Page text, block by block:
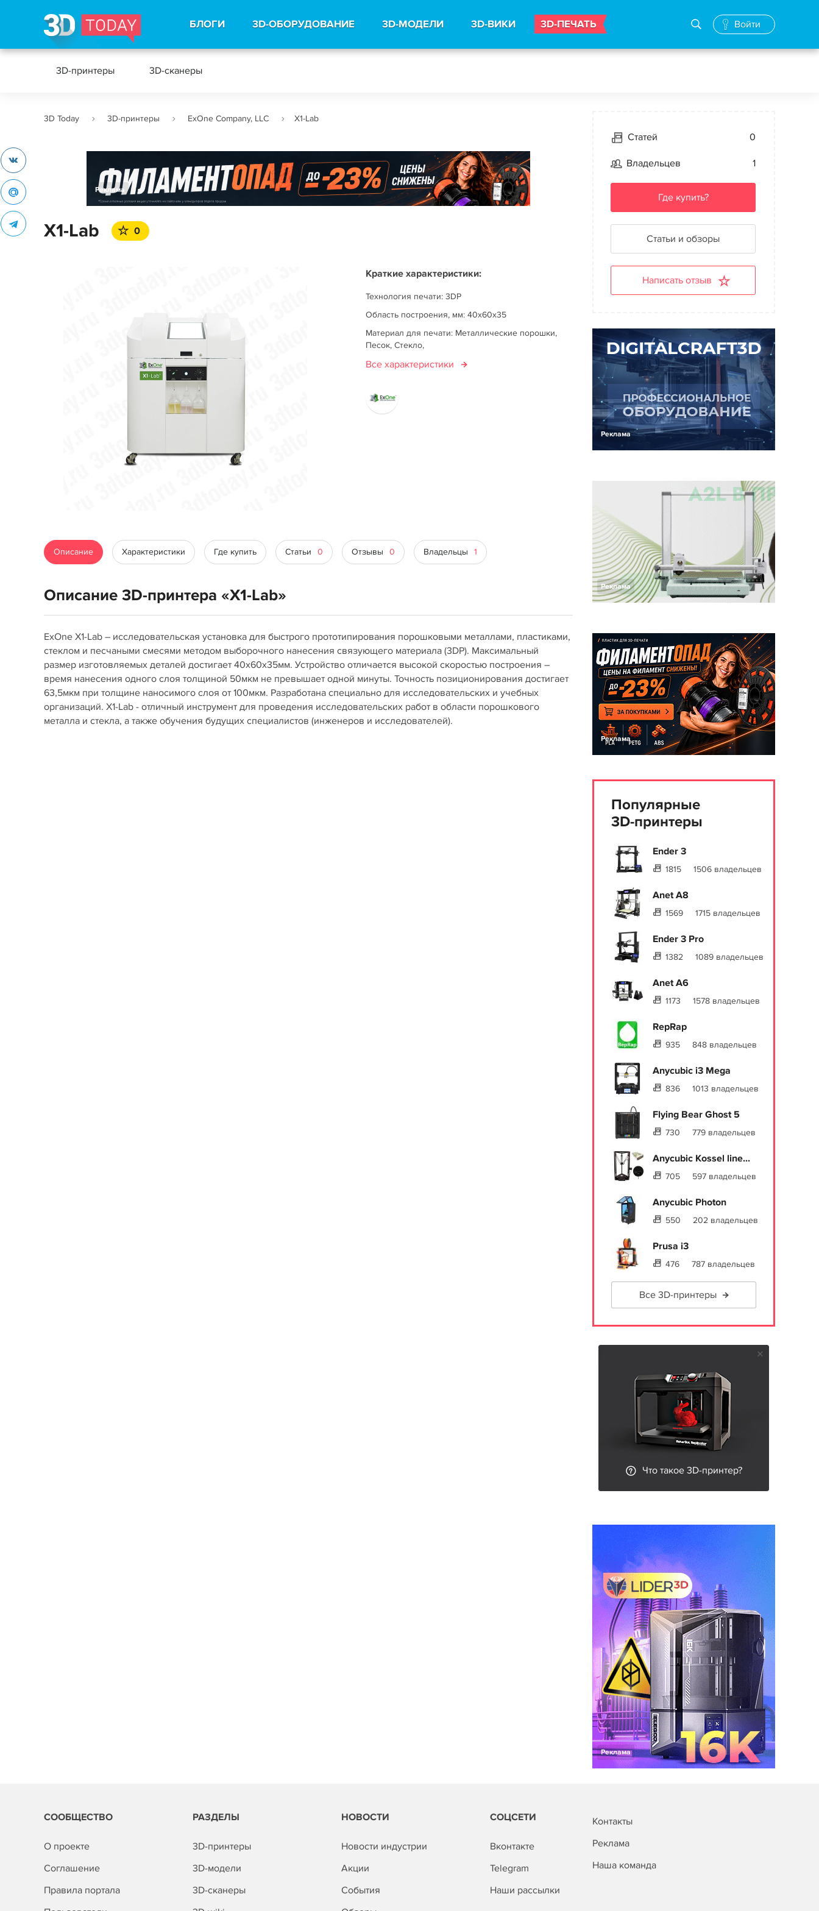
БЛОГИ 3D-ОБОРУДОВАНИЕ 3D-МОДЕЛИ 3D-ВИКИ 3D-ПЕЧАТЬ Войти
3D-принтеры 3D-сканеры
3D Today 3D-принтеры ExOne Company, LLC X1-Lab
Реклама
X1-Lab 0
Краткие характеристики:
Технология печати: 3DP
Область построения, мм: 40x60x35
Материал для печати: Металлические порошки,
Песок, Стекло,
Все характеристики
Описание Характеристики Где купить Статьи 0 Отзывы 0 Владельцы 1
Описание 3D-принтера «X1-Lab»
ExOne X1-Lab – исследовательская установка для быстрого прототипирования порошковыми металлами, пластиками,
стеклом и песчаными смесями методом выборочного нанесения связующего материала (3DP). Максимальный
размер изготовляемых деталей достигает 40х60х35мм. Устройство отличается высокой скоростью построения –
время нанесения одного слоя толщиной 50мкм не превышает одной минуты. Точность позиционирования достигает
63,5мкм при толщине наносимого слоя от 100мкм. Разработана специально для исследовательских и учебных
организаций. X1-Lab - отличный инструмент для проведения исследовательских работ в области порошкового
металла и стекла, а также обучения будущих специалистов (инженеров и исследователей).
Статей 0
Владельцев 1
Где купить?
Статьи и обзоры
Написать отзыв
Реклама
Реклама
Реклама
Популярные
3D-принтеры
Ender 3
1815 1506 владельцев
Anet A8
1569 1715 владельцев
Ender 3 Pro
1382 1089 владельцев
Anet A6
1173 1578 владельцев
RepRap
935 848 владельцев
Anycubic i3 Mega
836 1013 владельцев
Flying Bear Ghost 5
730 779 владельцев
Anycubic Kossel line...
705 597 владельцев
Anycubic Photon
550 202 владельцев
Prusa i3
476 787 владельцев
Все 3D-принтеры
Что такое 3D-принтер?
Реклама
СООБЩЕСТВО
О проекте
Соглашение
Правила портала
РАЗДЕЛЫ
3D-принтеры
3D-модели
3D-сканеры
НОВОСТИ
Новости индустрии
Акции
События
СОЦСЕТИ
Вконтакте
Telegram
Наши рассылки
Контакты
Реклама
Наша команда